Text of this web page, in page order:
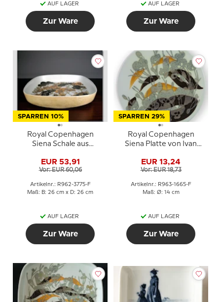
AUF LAGER
Zur Ware
AUF LAGER
Zur Ware
SPARREN 10%
Royal Copenhagen
Siena Schale aus
Malmer
EUR 53,91
Vor: EUR 60,06
Artikelnr.: R962-3775-F
Maß: B: 26 cm x D: 26 cm
AUF LAGER
Zur Ware
SPARREN 29%
Royal Copenhagen
Siena Platte von Ivan
EUR 13,24
Vor: EUR 18,73
Artikelnr.: R963-1665-F
Maß: Ø: 14 cm
AUF LAGER
Zur Ware